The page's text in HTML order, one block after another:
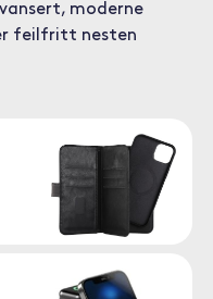
moderne
feilfritt nesten